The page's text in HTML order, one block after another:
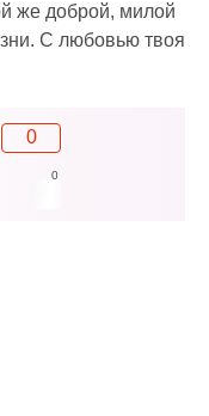
же доброй, милой
С любовью твоя
0
0